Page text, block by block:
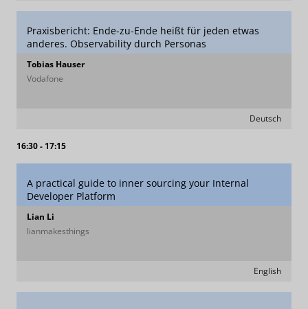
Praxisbericht: Ende-zu-Ende heißt für jeden etwas
anderes. Observability durch Personas
Tobias Hauser
Vodafone
Deutsch
16:30 - 17:15
A practical guide to inner sourcing your Internal
Developer Platform
Lian Li
lianmakesthings
English